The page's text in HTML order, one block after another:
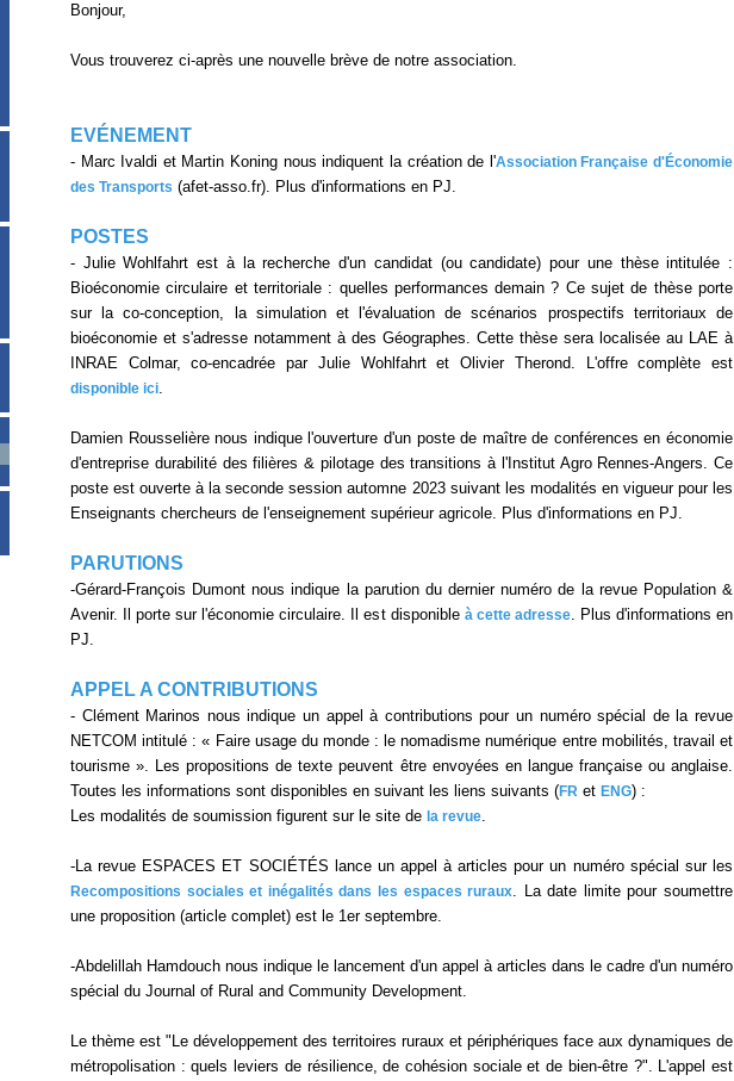
Bonjour,
Vous trouverez ci-après une nouvelle brève de notre association.
EVÉNEMENT
- Marc Ivaldi et Martin Koning nous indiquent la création de l'Association Française d'Économie
des Transports (afet-asso.fr). Plus d'informations en PJ.
POSTES
- Julie Wohlfahrt est à la recherche d'un candidat (ou candidate) pour une thèse intitulée :
Bioéconomie circulaire et territoriale : quelles performances demain ? Ce sujet de thèse porte
sur la co-conception, la simulation et l'évaluation de scénarios prospectifs territoriaux de
bioéconomie et s'adresse notamment à des Géographes. Cette thèse sera localisée au LAE à
INRAE Colmar, co-encadrée par Julie Wohlfahrt et Olivier Therond. L'offre complète est
disponible ici.
Damien Rousselière nous indique l'ouverture d'un poste de maître de conférences en économie
d'entreprise durabilité des filières & pilotage des transitions à l'Institut Agro Rennes-Angers. Ce
poste est ouverte à la seconde session automne 2023 suivant les modalités en vigueur pour les
Enseignants chercheurs de l'enseignement supérieur agricole. Plus d'informations en PJ.
PARUTIONS
-Gérard-François Dumont nous indique la parution du dernier numéro de la revue Population &
Avenir. Il porte sur l'économie circulaire. Il est disponible à cette adresse. Plus d'informations en
PJ.
APPEL A CONTRIBUTIONS
- Clément Marinos nous indique un appel à contributions pour un numéro spécial de la revue
NETCOM intitulé : « Faire usage du monde : le nomadisme numérique entre mobilités, travail et
tourisme ». Les propositions de texte peuvent être envoyées en langue française ou anglaise.
Toutes les informations sont disponibles en suivant les liens suivants (FR et ENG) :
Les modalités de soumission figurent sur le site de la revue.
-La revue ESPACES ET SOCIÉTÉS lance un appel à articles pour un numéro spécial sur les
Recompositions sociales et inégalités dans les espaces ruraux. La date limite pour soumettre
une proposition (article complet) est le 1er septembre.
-Abdelillah Hamdouch nous indique le lancement d'un appel à articles dans le cadre d'un numéro
spécial du Journal of Rural and Community Development.
Le thème est "Le développement des territoires ruraux et périphériques face aux dynamiques de
métropolisation : quels leviers de résilience, de cohésion sociale et de bien-être ?". L'appel est